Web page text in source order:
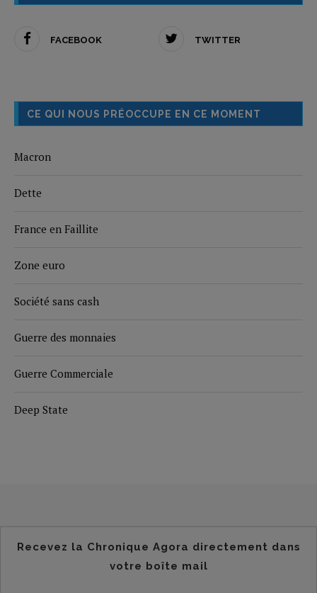
FACEBOOK TWITTER
CE QUI NOUS PRÉOCCUPE EN CE MOMENT
Macron
Dette
France en Faillite
Zone euro
Société sans cash
Guerre des monnaies
Guerre Commerciale
Deep State
Recevez la Chronique Agora directement dans
votre boîte mail